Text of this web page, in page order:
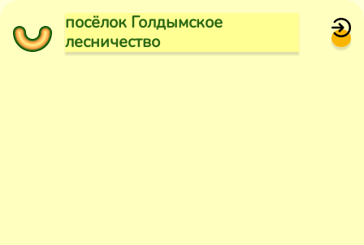
посёлок Голдымское
лесничество